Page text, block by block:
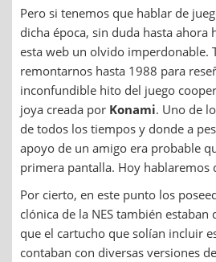
Pero si tenemos que hablar de
dicha época, sin duda hasta ahora
esta web un olvido imperdonable.
remontarnos hasta 1988 para
inconfundible hito del juego
joya creada por Konami. Uno de
de todos los tiempos y donde a
apoyo de un amigo era probable
primera pantalla. Hoy hablaremos
Por cierto, en este punto los
clónica de la NES también estaban
que el cartucho que solían incluir
contaban con diversas versiones